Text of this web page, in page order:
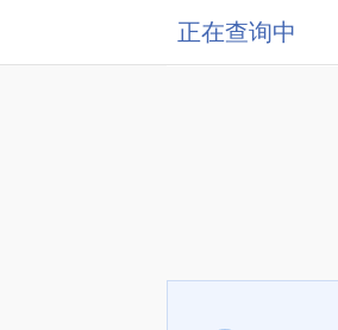
正在查询中